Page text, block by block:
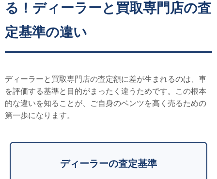
る！ディーラーと買取専門店の査
定基準の違い
ディーラーと買取専門店の査定額に差が生まれるのは、車
を評価する基準と目的がまったく違うためです。この根本
的な違いを知ることが、ご自身のベンツを高く売るための
第一歩になります。
ディーラーの査定基準